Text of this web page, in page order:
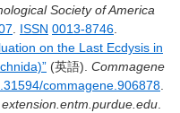
Society of America
ISSN 0013-8746
on the Last Ecdysis in
(英語). Commagene
commagene.906878
extension.entm.purdue.edu